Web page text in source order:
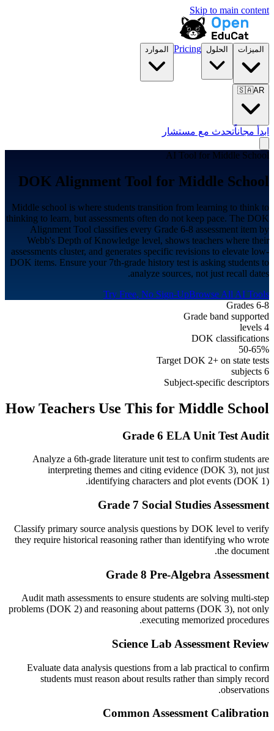
Skip to main content
الميزات الحلول Pricing الموارد
🇸🇦AR
ابدأ مجاناًتحدث مع مستشار
AI Tool for Middle School
DOK Alignment Tool for Middle School
Middle school is where students transition from learning to think to
thinking to learn, but assessments often do not keep pace. The DOK
Alignment Tool classifies every Grade 6-8 assessment item by
Webb's Depth of Knowledge level, shows teachers where their
assessments cluster, and generates specific revisions to elevate low-
DOK items. Ensure your 7th-grade history test is asking students to
analyze sources, not just recall dates.
Try Free, No Sign-UpBrowse All AI Tools
Grades 6-8
Grade band supported
4 levels
DOK classifications
50-65%
Target DOK 2+ on state tests
6 subjects
Subject-specific descriptors
How Teachers Use This for Middle School
Grade 6 ELA Unit Test Audit
Analyze a 6th-grade literature unit test to confirm students are
interpreting themes and citing evidence (DOK 3), not just
identifying characters and plot events (DOK 1).
Grade 7 Social Studies Assessment
Classify primary source analysis questions by DOK level to verify
they require historical reasoning rather than identifying who wrote
the document.
Grade 8 Pre-Algebra Assessment
Audit math assessments to ensure students are solving multi-step
problems (DOK 2) and reasoning about patterns (DOK 3), not only
executing memorized procedures.
Science Lab Assessment Review
Evaluate data analysis questions from a lab practical to confirm
students must reason about results rather than simply record
observations.
Common Assessment Calibration